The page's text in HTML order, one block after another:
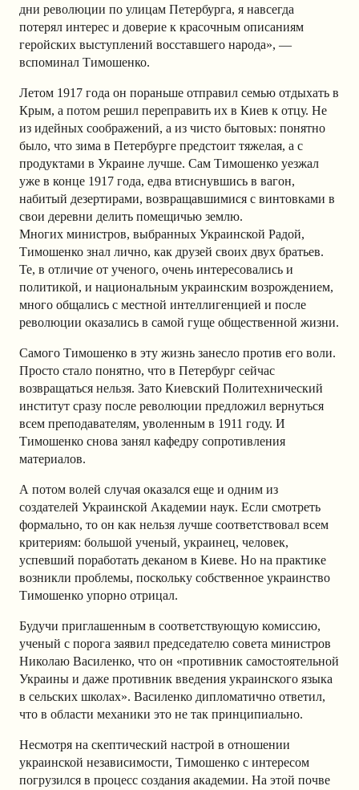
дни революции по улицам Петербурга, я навсегда
потерял интерес и доверие к красочным описаниям
геройских выступлений восставшего народа», —
вспоминал Тимошенко.
Летом 1917 года он пораньше отправил семью отдыхать в
Крым, а потом решил переправить их в Киев к отцу. Не
из идейных соображений, а из чисто бытовых: понятно
было, что зима в Петербурге предстоит тяжелая, а с
продуктами в Украине лучше. Сам Тимошенко уезжал
уже в конце 1917 года, едва втиснувшись в вагон,
набитый дезертирами, возвращавшимися с винтовками в
свои деревни делить помещичью землю.
Многих министров, выбранных Украинской Радой,
Тимошенко знал лично, как друзей своих двух братьев.
Те, в отличие от ученого, очень интересовались и
политикой, и национальным украинским возрождением,
много общались с местной интеллигенцией и после
революции оказались в самой гуще общественной жизни.
Самого Тимошенко в эту жизнь занесло против его воли.
Просто стало понятно, что в Петербург сейчас
возвращаться нельзя. Зато Киевский Политехнический
институт сразу после революции предложил вернуться
всем преподавателям, уволенным в 1911 году. И
Тимошенко снова занял кафедру сопротивления
материалов.
А потом волей случая оказался еще и одним из
создателей Украинской Академии наук. Если смотреть
формально, то он как нельзя лучше соответствовал всем
критериям: большой ученый, украинец, человек,
успевший поработать деканом в Киеве. Но на практике
возникли проблемы, поскольку собственное украинство
Тимошенко упорно отрицал.
Будучи приглашенным в соответствующую комиссию,
ученый с порога заявил председателю совета министров
Николаю Василенко, что он «противник самостоятельной
Украины и даже противник введения украинского языка
в сельских школах». Василенко дипломатично ответил,
что в области механики это не так принципиально.
Несмотря на скептический настрой в отношении
украинской независимости, Тимошенко с интересом
погрузился в процесс создания академии. На этой почве